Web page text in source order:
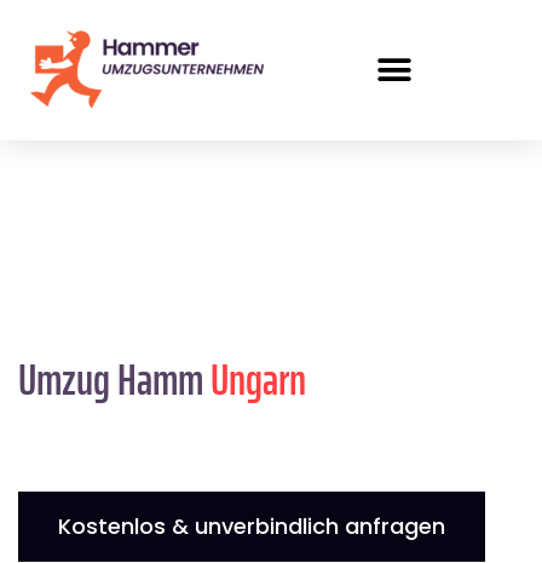
Umzug HammUngarn
Kostenlos & unverbindlich anfragen